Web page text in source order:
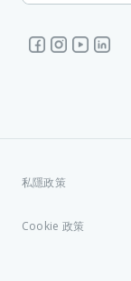
私隱政策
Cookie 政策